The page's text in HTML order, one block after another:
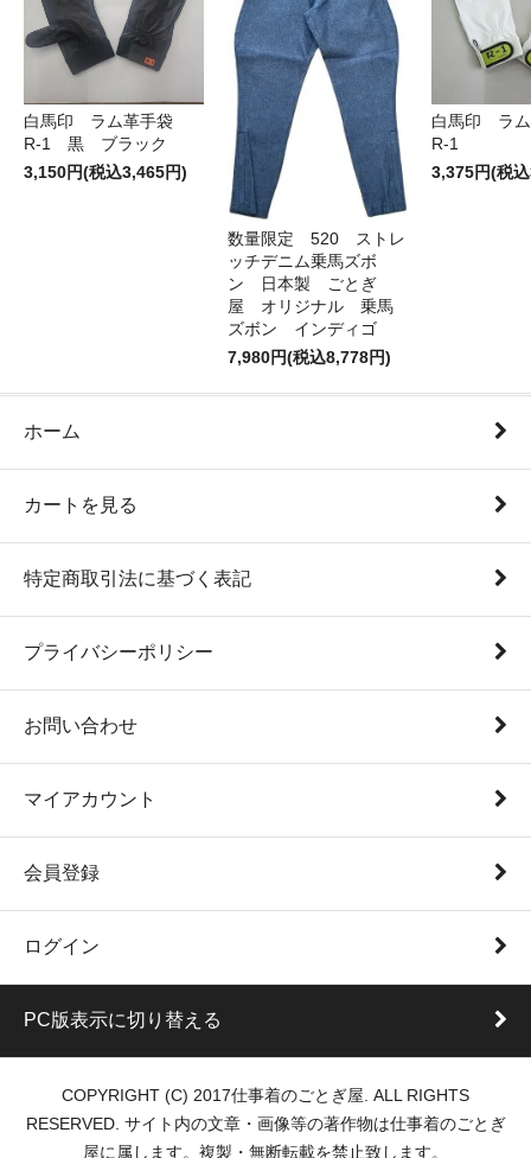
白馬印 ラム革手袋
R-1 黒 ブラック
3,150円(税込3,465円)
数量限定 520 ストレ
ッチデニム乗馬ズボ
ン 日本製 ごとぎ
屋 オリジナル 乗馬
ズボン インディゴ
7,980円(税込8,778円)
白馬印 ラ
R-1
3,375円(税
ホーム
カートを見る
特定商取引法に基づく表記
プライバシーポリシー
お問い合わせ
マイアカウント
会員登録
ログイン
PC版表示に切り替える
COPYRIGHT (C) 2017仕事着のごとぎ屋. ALL RIGHTS
RESERVED. サイト内の文章・画像等の著作物は仕事着のごとぎ
屋に属します。複製・無断転載を禁止致します。